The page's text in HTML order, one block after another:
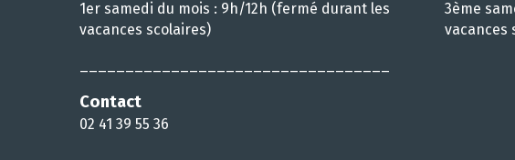
1er samedi du mois : 9h/12h (fermé durant les
vacances scolaires)
Contact
02 41 39 55 36
3ème
vacances